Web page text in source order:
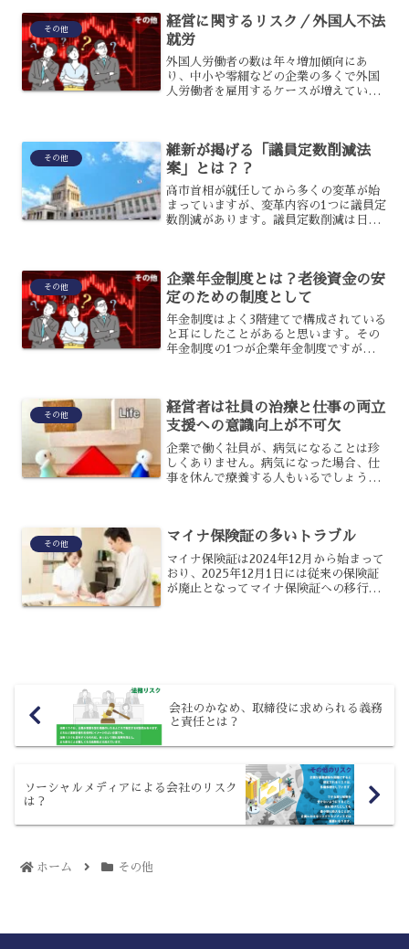
います。その中で...
その他
経営に関するリスク／外国人不法
就労
外国人労働者の数は年々増加傾向にあ
り、中小や零細などの企業の多くで外国
人労働者を雇用するケースが増えていま
する際に法的な観点から見た...
その他
維新が掲げる「議員定数削減法
案」とは？？
高市首相が就任してから多くの変革が始
まっていますが、変革内容の1つに議員定
数削減があります。議員定数削減は日本
定数削減法案について、...
その他
企業年金制度とは？老後資金の安
定のための制度として
年金制度はよく3階建てで構成されている
と耳にしたことがあると思います。その
年金制度の1つが企業年金制度ですが、3
金は「厚生年金基...
その他
経営者は社員の治療と仕事の両立
支援への意識向上が不可欠
企業で働く社員が、病気になることは珍
しくありません。病気になった場合、仕
事を休んで療養する人もいるでしょう
る、という意識を向上させる...
その他 マイナ保険証の多いトラブル
マイナ保険証は2024年12月から始まって
おり、2025年12月1日には従来の保険証
が廃止となってマイナ保険証への移行が
会社のかなめ、取締役に求められる義務
と責任とは？
ソーシャルメディアによる会社のリスク
は？
ホーム その他